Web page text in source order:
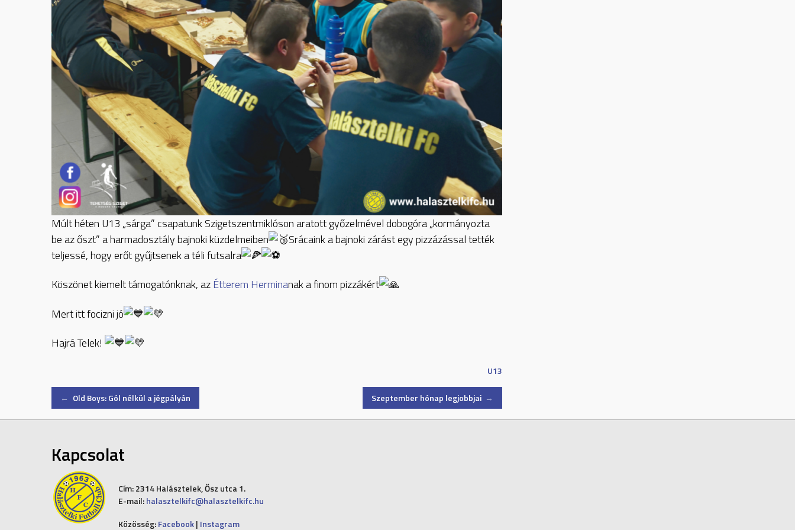
Múlt héten U13 „sárga” csapatunk Szigetszentmiklóson aratott győzelmével dobogóra „kormányozta
be az őszt” a harmadosztály bajnoki küzdelmeiben
Srácaink a bajnoki zárást egy pizzázással tették
teljessé, hogy erőt gyűjtsenek a téli futsalra
Köszönet kiemelt támogatónknak, azÉtterem Herminanak a finom pizzákért
Mertitt focizni jó
Hajrá Telek!
U13
Post
← Old Boys: Gól nélkül a jégpályán Szeptember hónap legjobbjai →
Kapcsolat
Cím:2314 Halásztelek, Ősz utca 1.
E-mail: halasztelkifc@halasztelkifc.hu
Közösség: Facebook| Instagram